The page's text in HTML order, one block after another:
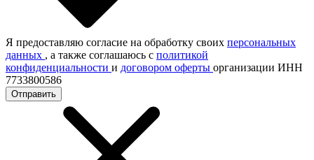
Я предоставляю согласие на обработку своих персональных
данных , а также соглашаюсь с политикой
конфиденциальности и договором оферты организации ИНН
7733800586
Отправить